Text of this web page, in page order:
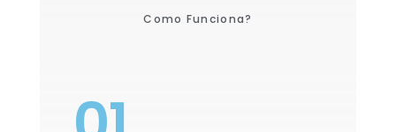
Como Funciona?